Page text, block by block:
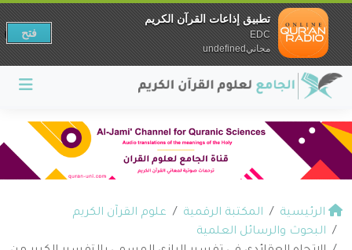
الرئيسية المكتبة الرقمية
علوم القرآن الكريم
البحوث والرسائل العلمية
تطبيق إذاعات القرآن الكريم
EDC
مجانيundefined
فتح